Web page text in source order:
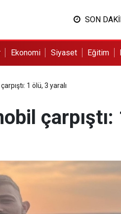
SON
Ekonomi Siyaset Eğitim
1 ölü, 3 yaralı
çarpıştı: